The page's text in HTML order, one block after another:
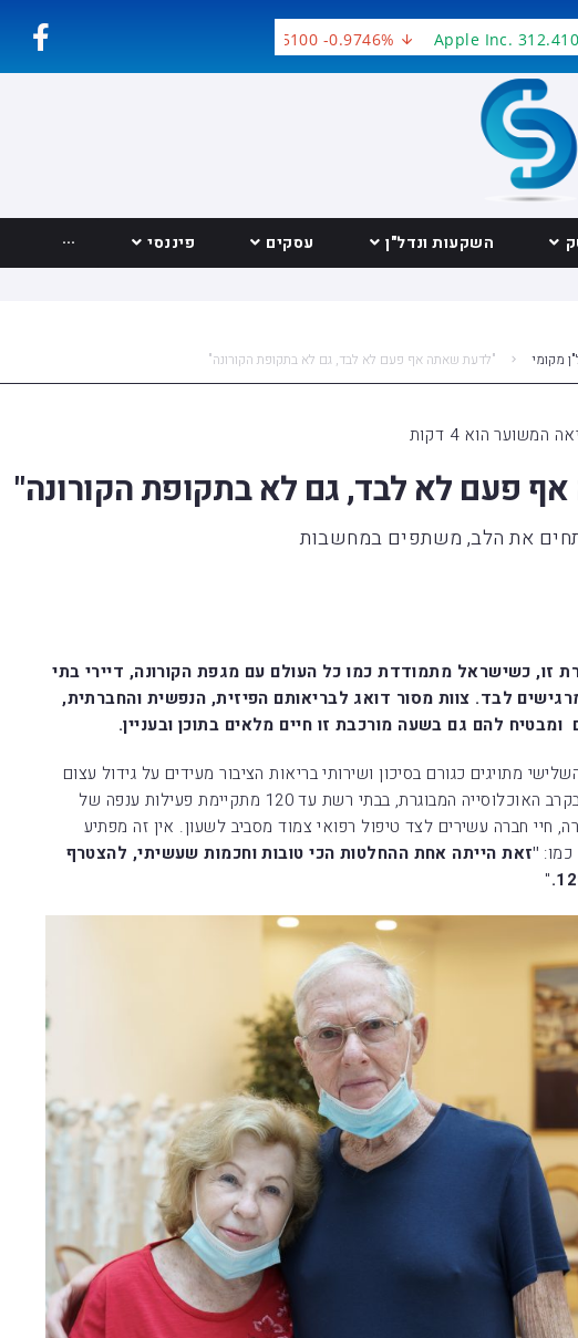
Google Inc. 356.6200 -3.5100 -0.9746% Apple Inc. 312.4100
השקעות ונדל"ן עסקים פיננסי
···
מקומי "לדעת שאתה אף פעם לא לבד, גם לא בתקופת הקורונה"
המשוער הוא 4 דקות
פעם לא לבד, גם לא בתקופת הקורונה"
זו, כשישראל מתמודדת כמו כל העולם עם מגפת הקורונה, דיירי בתי
אינם מרגישים לבד. צוות מסור דואג לבריאותם הפיזית, הנפשית והחברתית,
להם גם בשעה מורכבת זו חיים מלאים בתוכן ובעניין.
מתויגים כגורם בסיכון ושירותי בריאות הציבור מעידים על גידול עצום
במקרי הדיכאון בקרב האוכלוסייה המבוגרת, בבתי רשת עד 120 מתקיימת פעילות ענפה של
חיי חברה עשירים לצד טיפול רפואי צמוד מסביב לשעון. אין זה מפתיע
"זאת הייתה אחת ההחלטות הכי טובות וחכמות שעשיתי, להצטרף
"